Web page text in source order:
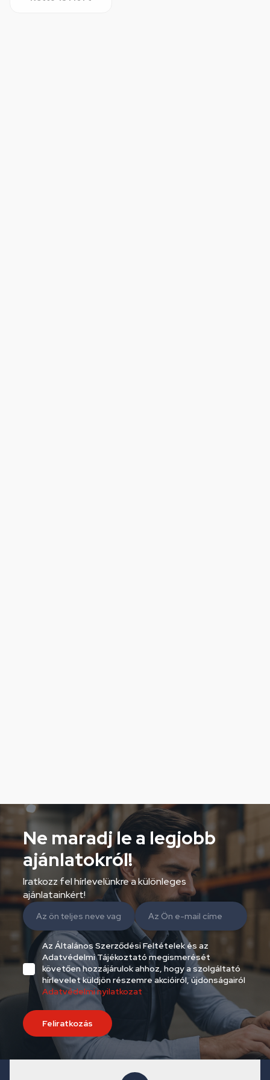
Ne maradj le a legjobb
ajánlatokról!
Iratkozz fel hírlevelünkre a különleges
ajánlatainkért!
Az Általános Szerződési Feltételek és az
Adatvédelmi Tájékoztató megismerését
követően hozzájárulok ahhoz, hogy a szolgáltató
hírlevelet küldjön részemre akcióiról, újdonságairól
Adatvédelmi nyilatkozat
Feliratkozás